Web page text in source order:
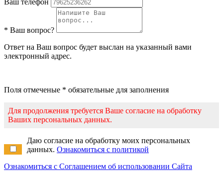
* Ваш вопрос?
Ответ на Ваш вопрос будет выслан на указанный вами
электронный адрес.
Поля отмеченые * обязательные для заполнения
Для продолжения требуется Ваше согласие на обработку
Ваших персональных данных.
Даю согласие на обработку моих персональных
данных. Ознакомиться с политикой
Ознакомиться с Соглашением об использовании Сайта